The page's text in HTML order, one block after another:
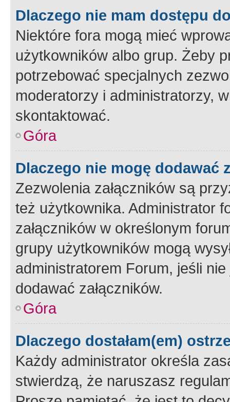
Dlaczego nie mam dostępu
Niektóre fora mogą mieć
użytkowników albo grup. Żeby
potrzebować specjalnych
moderatorzy i administratorzy,
skontaktować.
Góra
Dlaczego nie mogę dodawać
Zezwolenia załączników są
też użytkownika. Administrator
załączników w określonym
grupy użytkowników mogą
administratorem Forum, jeśli
dodawać załączników.
Góra
Dlaczego dostałam(em)
Każdy administrator określa
stwierdzą, że naruszasz